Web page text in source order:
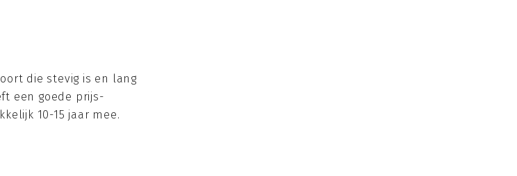
die stevig is en lang
een goede prijs-
10-15 jaar mee.